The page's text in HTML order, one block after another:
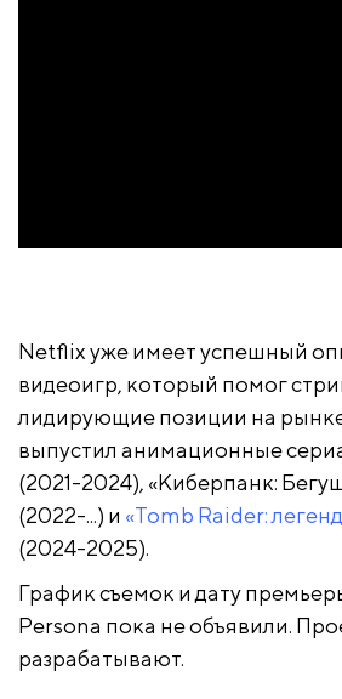
Netflix уже имеет успешный
видеоигр, который помог
лидирующие позиции на
выпустил анимационные
(2021-2024), «Киберпанк:
(2022-...) и «Tomb Raider:
(2024-2025).
График съемок и дату
Persona пока не объявили.
разрабатывают.